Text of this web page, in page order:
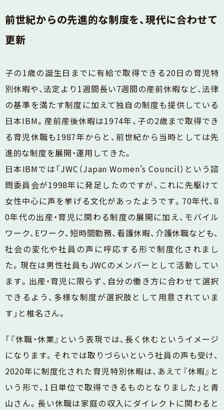
前世紀からの先進的な制度を、現代に合わせて
更新
子の1歳の誕生日までに有給で取得できる20日の育児特
別休暇や、法定より1週間長い7週間の産前休暇など、法律
の基準を満たす制度に加えて独自の制度も提供している
日本IBM。産前産後休暇は1974年、子の2歳まで取得でき
る育児休職も1987年からと、前世紀から当時としては先
進的な制度を展開・運用してきた。
日本IBMでは「JWC（Japan Women’s Council）という諮
問委員会が1998年に発足したのですが、これに先駆けて
女性中心に声を挙げる文化があったようです。70年代、8
0年代の出産・育児に関わる制度の展開に加え、モバイル
ワーク、Eワーク、短時間勤務、看護休暇、介護休職なども、
社会の変化や社員の声に呼応する形で制度化されまし
た。現在は男性社員もJWCのメンバーとして活動してい
ます。出産・育児に限らず、自分の働き方に合わせて選択
できるよう、多様な制度が選択肢として用意されていま
す」と椎名さん。
「『休職・休業』という表現では、長く休むというイメージ
になります。それでは取りづらいという社員の声も受け、
2020年に制度化された育児特別休暇は、あえて『休暇』と
いう形で、1日単位で取得できるものとなりました」と青
山さん。長い休職は家庭の収入にダイレクトに関わると